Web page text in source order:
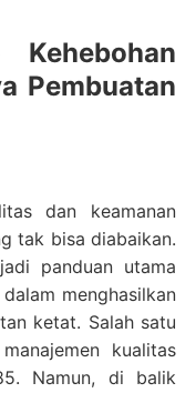
Kehebohan
Pembuatan
dan keamanan
tak bisa diabaikan.
panduan utama
menghasilkan
ketat. Salah satu
kualitas
Namun, di balik